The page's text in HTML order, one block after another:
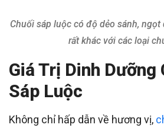
Chuối sáp luộc có độ dẻo sánh,
rất khác với các loại
Giá Trị Dinh Dưỡng
Sáp Luộc
Không chỉ hấp dẫn về hương vị,